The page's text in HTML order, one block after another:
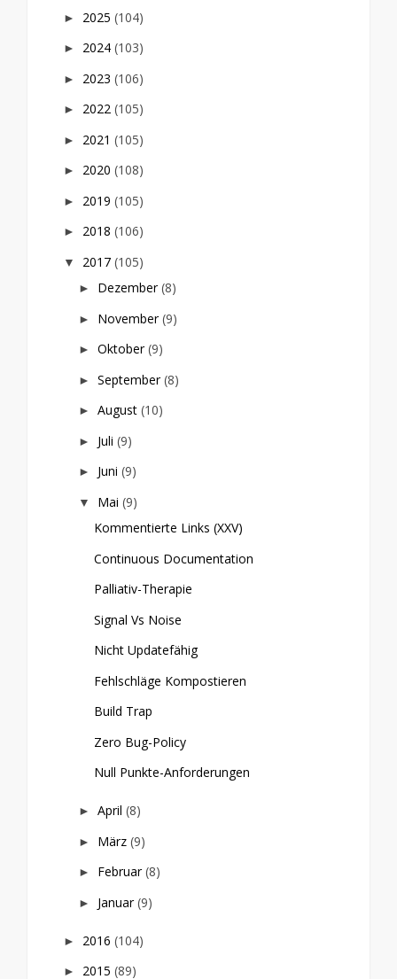
► 2025 (104)
► 2024 (103)
► 2023 (106)
► 2022 (105)
► 2021 (105)
► 2020 (108)
► 2019 (105)
► 2018 (106)
▼ 2017 (105)
► Dezember(8)
► November(9)
► Oktober(9)
► September(8)
► August (10)
► Juli (9)
► Juni (9)
▼ Mai (9)
Kommentierte Links (XXV)
Continuous Documentation
Palliativ-Therapie
Signal Vs Noise
Nicht Updatefähig
Fehlschläge Kompostieren
Build Trap
Zero Bug-Policy
Null Punkte-Anforderungen
► April (8)
► März (9)
► Februar(8)
► Januar(9)
► 2016 (104)
► 2015 (89)